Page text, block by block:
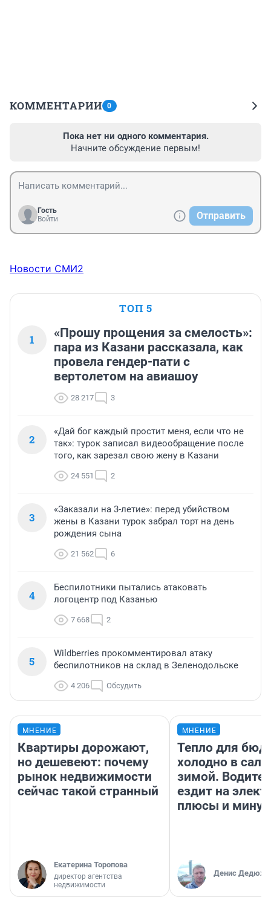
КОММЕНТАРИИ 0
Пока нет ни одного комментария.
Начните обсуждение первым!
Гость
Войти
Отправить
Новости СМИ2
ТОП 5
1
«Прошу прощения за смелость»:
пара из Казани рассказала, как
провела гендер-пати с
вертолетом на авиашоу
28 217 3
2
«Дай бог каждый простит меня, если что не
так»: турок записал видеообращение после
того, как зарезал свою жену в Казани
24 551 2
3
«Заказали на 3-летие»: перед убийством
жены в Казани турок забрал торт на день
рождения сына
21 562 6
4
Беспилотники пытались атаковать
логоцентр под Казанью
7 668 2
5
Wildberries прокомментировал атаку
беспилотников на склад в Зеленодольске
4 206 Обсудить
МНЕНИЕ
Квартиры дорожают,
но дешевеют: почему
рынок недвижимости
сейчас такой странный
Екатерина Торопова
директор агентства
недвижимости
МНЕНИЕ
Тепло для
холодно в
зимой.
ездит на
плюсы и
Денис